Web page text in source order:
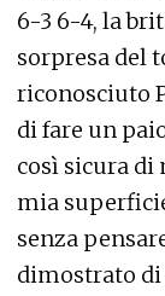
6-3 6-4, la
sorpresa del
riconosciuto
di fare un
così sicura di
mia
senza
dimostrato di